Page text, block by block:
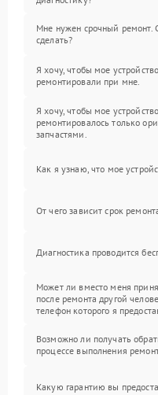
Мне нужен срочный ремонт.
сделать?
Я хочу, чтобы мое устройство
ремонтировали при мне.
Я хочу, чтобы мое устройство
ремонтировалось только
запчастями.
Как я узнаю, что мое
От чего зависит срок
Диагностика проводится
Может ли вместо меня
после ремонта другой
телефон которого я
Возможно ли получать
процессе выполнения
Какую гарантию вы